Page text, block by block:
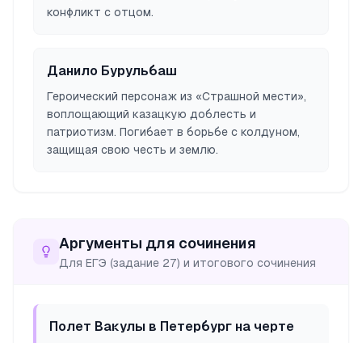
конфликт с отцом.
Данило Бурульбаш
Героический персонаж из «Страшной мести»,
воплощающий казацкую доблесть и
патриотизм. Погибает в борьбе с колдуном,
защищая свою честь и землю.
Аргументы для сочинения
Для ЕГЭ (задание 27) и итогового сочинения
Полет Вакулы в Петербург на черте